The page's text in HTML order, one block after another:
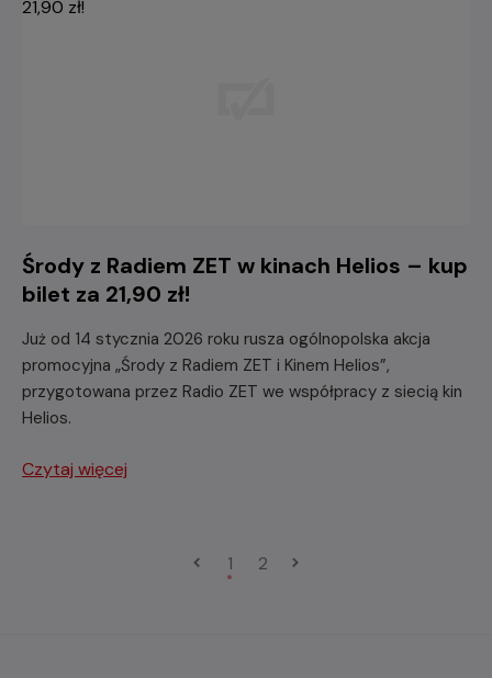
Środy z Radiem ZET w kinach Helios – kup
bilet za 21,90 zł!
Już od 14 stycznia 2026 roku rusza ogólnopolska akcja
promocyjna „Środy z Radiem ZET i Kinem Helios”,
przygotowana przez Radio ZET we współpracy z siecią kin
Helios.
Czytaj więcej
1 2